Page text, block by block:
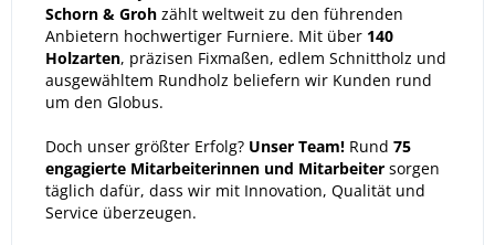
Schorn & Groh zählt weltweit zu den führenden
Anbietern hochwertiger Furniere. Mit über 140
Holzarten, präzisen Fixmaßen, edlem Schnittholz und
ausgewähltem Rundholz beliefern wir Kunden rund
um den Globus.
Doch unser größter Erfolg? Unser Team! Rund 75
engagierte Mitarbeiterinnen und Mitarbeiter sorgen
täglich dafür, dass wir mit Innovation, Qualität und
Service überzeugen.